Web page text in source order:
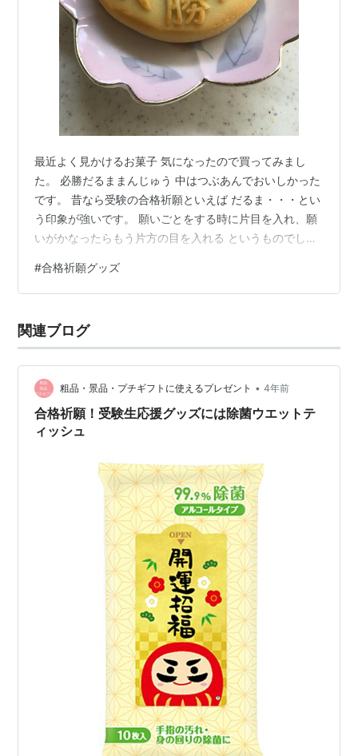
最近よく見かけるお菓子 気になったので買ってみまし
た。 必勝だるままんじゅう 中はつぶあんでおいしかった
です。 昔なら受験の合格祈願といえば だるま・・・とい
う印象が強いです。 願いごとをする時に片目を入れ、願
いがかなったらもう片方の目を入れる というものでし
えんぴつなどもいまでは定番でしょうか？ そして、今は
ずいぶん可愛いだるまの置物もあるのですね～ ダルマ 開
縁起物 kokechi 7色から選べる だるま 合格祈願 こけし
メッセージ プレート付き [卯三郎の孫] ギフト …
#合格祈願グッズ
関連ブログ
粗品・景品・プチギフトに使えるプレゼント • 4年前
合格祈願！受験生応援グッズには除菌ウエットテ
ィッシュ